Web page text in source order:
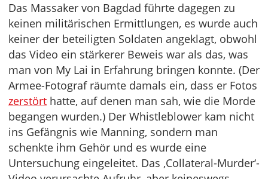
Das Massaker von Bagdad führte dagegen zu
keinen militärischen Ermittlungen, es wurde auch
keiner der beteiligten Soldaten angeklagt, obwohl
das Video ein stärkerer Beweis war als das, was
man von My Lai in Erfahrung bringen konnte. (Der
Armee-Fotograf räumte damals ein, dass er Fotos
zerstört hatte, auf denen man sah, wie die Morde
begangen wurden.) Der Whistleblower kam nicht
ins Gefängnis wie Manning, sondern man
schenkte ihm Gehör und es wurde eine
Untersuchung eingeleitet. Das ‚Collateral-Murder‘-